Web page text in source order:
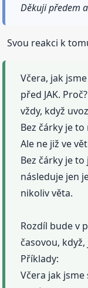
Děkuji předem
Svou reakci k
Včera, jak
před JAK.
vždy, když
Bez čárky je
Ale ne již ve
Bez čárky je to
následuje jen
nikoliv věta.
Rozdíl bude v
časovou,
Příklady:
Včera jak